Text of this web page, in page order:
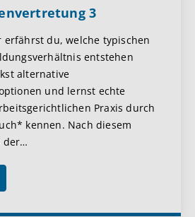
3
erfährst du, welche typischen
entstehen
alternative
und lernst echte
Praxis durch
kennen. Nach diesem
der…